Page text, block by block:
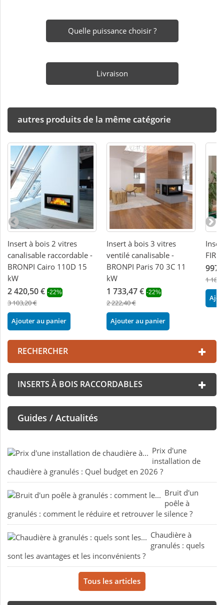
Quelle puissance choisir ?
Livraison
autres produits de la même catégorie
Insert à bois 2 vitres
canalisable raccordable -
BRONPI Cairo 110D 15
kW
2 420,50 € -22%
3 103,20 €
Ajouter au panier
Insert à bois 3 vitres
ventilé canalisable -
BRONPI Paris 70 3C 11
kW
1 733,47 € -22%
2 222,40 €
Ajouter au panier
1
RECHERCHER
INSERTS À BOIS RACCORDABLES
Guides / Actualités
Prix d'une
installation de
chaudière à granulés : Quel budget en 2026 ?
Bruit d'un
poêle à
granulés : comment le réduire et retrouver le silence ?
Chaudière à
granulés : quels
sont les avantages et les inconvénients ?
Tous les articles